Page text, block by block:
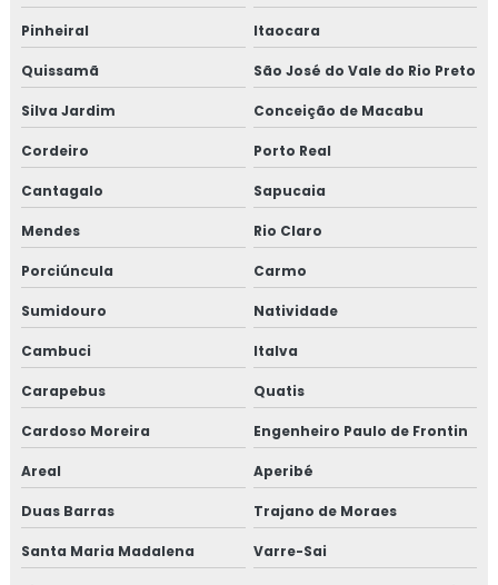
SERVIÇOS DE MANUTENÇÃO PREDIAL
EMPRESA DE MANUTENÇÃO PREDIAL
EMPRESA DE MANUTENÇÃO PREDIAL RJ
TREINAMENTO NR10 ONLINE
TESTE HIDROSTÁTICO NR13
TESTE HIDROSTATICO VASO DE PRESSÃO
TESTE HIDROSTÁTICO EM MANGUEIRAS
TESTE HIDROSTÁTICO COMPRESSOR DE AR
NR13 TESTE HIDROSTATICO
TESTE HIDROSTÁTICO TUBULAÇÃO
Pinheiral Itaocara
Quissamã São José do Vale do Rio Preto
Silva Jardim Conceição de Macabu
Cordeiro Porto Real
Cantagalo Sapucaia
Mendes Rio Claro
Porciúncula Carmo
Sumidouro Natividade
Cambuci Italva
Carapebus Quatis
Cardoso Moreira Engenheiro Paulo de Frontin
Areal Aperibé
Duas Barras Trajano de Moraes
Santa Maria Madalena Varre-Sai